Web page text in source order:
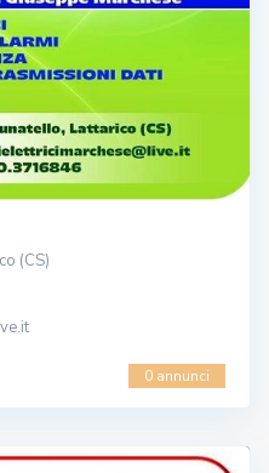
(CS)
0 annunci